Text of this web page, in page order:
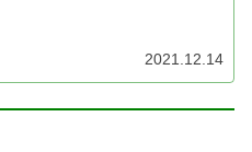
2021.12.14